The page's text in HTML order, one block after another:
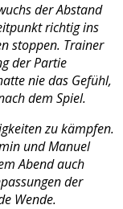
der Abstand
richtig ins
stoppen. Trainer
der Partie
nie das Gefühl,
dem Spiel.
zu kämpfen.
und Manuel
Abend auch
der
Wende.